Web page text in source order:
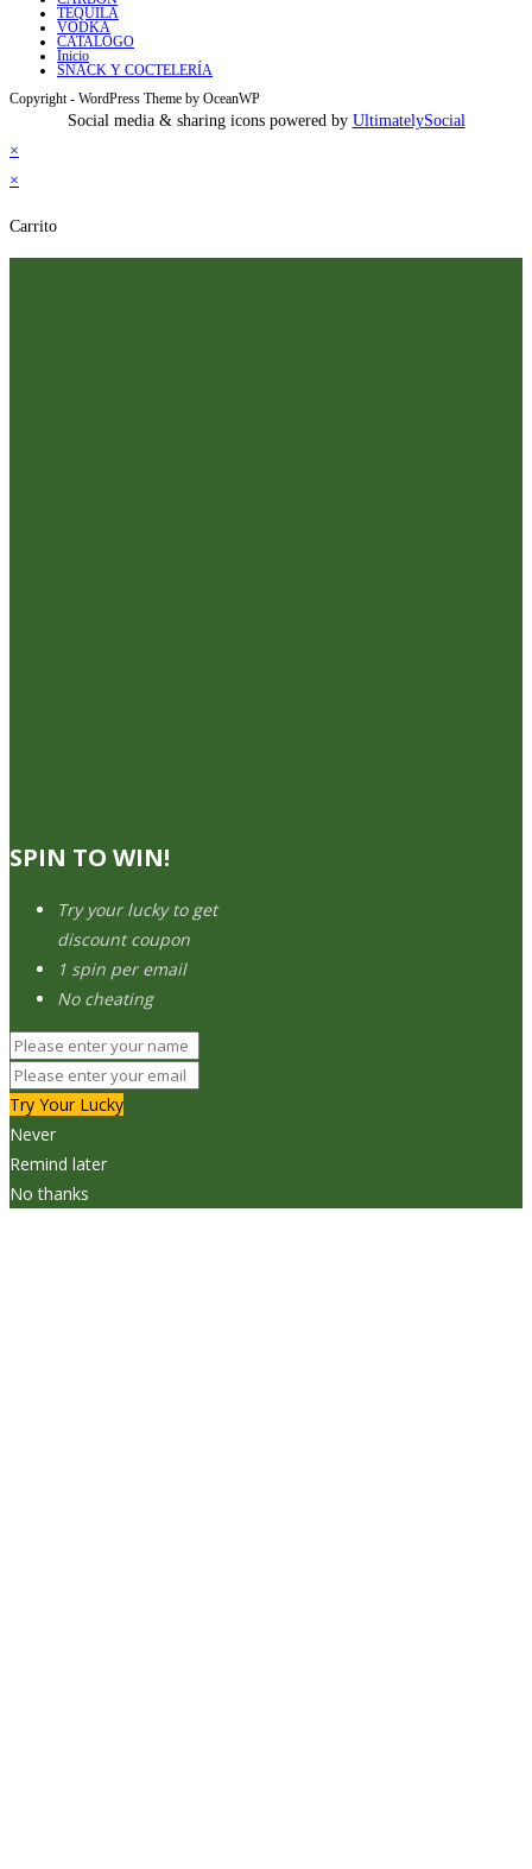
TEQUILA
VODKA
CATALOGO
Inicio
SNACK Y COCTELERÍA
Copyright - WordPress Theme by OceanWP
Social media & sharing icons powered by UltimatelySocial
×
×
Carrito
SPIN TO WIN!
Try your lucky to get
discount coupon
1 spin per email
No cheating
Try Your Lucky
Never
Remind later
No thanks